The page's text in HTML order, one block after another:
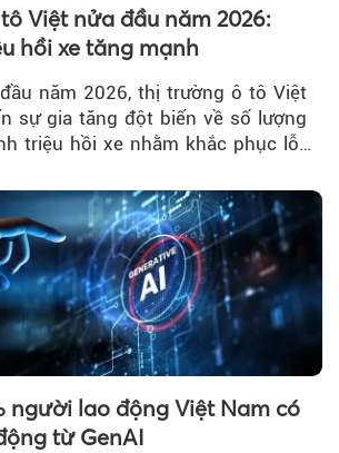
Việt nửa đầu năm 2026:
hồi xe tăng mạnh
năm 2026, thị trường ô tô Việt
sự gia tăng đột biến về số lượng
triệu hồi xe nhằm khắc phục lỗi
người lao động Việt Nam có
từ GenAI